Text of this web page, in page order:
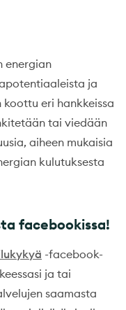
energian
ja
koottu eri hankkeissa
tai viedään
aiheen mukaisia
kulutuksesta
facebookissa!
-facebook-
ja tai
saamasta